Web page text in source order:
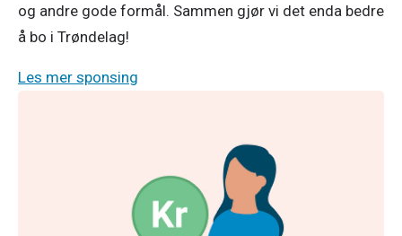
og andre gode formål. Sammen gjør vi det enda bedre
å bo i Trøndelag!
Les mer sponsing